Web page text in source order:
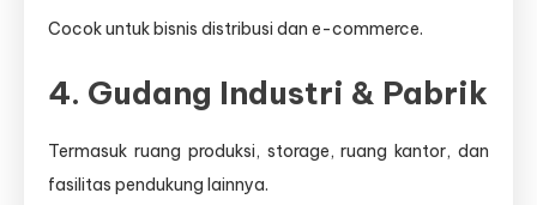
Cocok untuk bisnis distribusi dan e-commerce.
4. Gudang Industri & Pabrik
Termasuk ruang produksi, storage, ruang kantor, dan
fasilitas pendukung lainnya.